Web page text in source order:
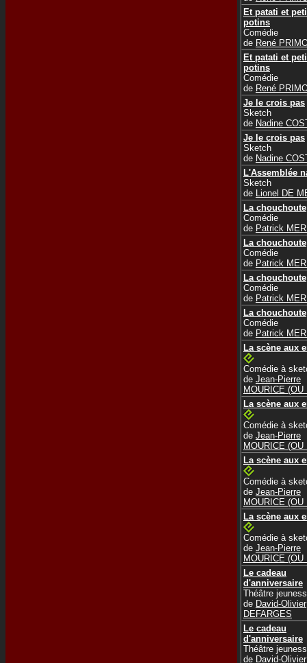
Et patati et
potins
Comédie
de René
Et patati et
potins
Comédie
de René
Je le crois pas
Sketch
de Nadine
Je le crois pas
Sketch
de Nadine
L'Assemblée
Sketch
de
Lionel DE
La chouchoute
Comédie
de Patrick
La chouchoute
Comédie
de Patrick
La chouchoute
Comédie
de Patrick
La chouchoute
Comédie
de Patrick
La scène aux
Comédie à
de Jean-Pierre
MOURICE (OU
La scène aux
Comédie à
de Jean-Pierre
MOURICE (OU
La scène aux
Comédie à
de Jean-Pierre
MOURICE (OU
La scène aux
Comédie à
de Jean-Pierre
MOURICE (OU
Le cadeau
d'anniversaire
Théâtre
de David-Olivier
DEFARGES
Le cadeau
d'anniversaire
Théâtre
de David-Olivier